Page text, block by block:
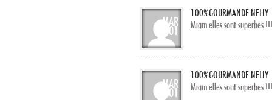
MAR
01
100%GOURMANDE NELLY
Miam elles sont superbes
MAR
01
100%GOURMANDE NELLY
Miam elles sont superbes